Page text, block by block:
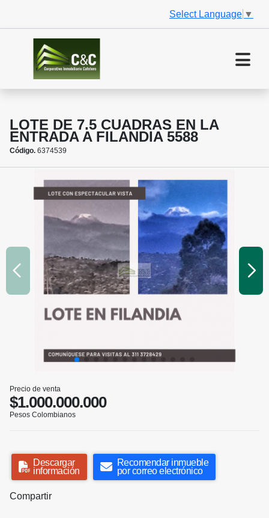
Select Language ▼
LOTE DE 7.5 CUADRAS EN LA
ENTRADA A FILANDIA 5588
Código. 6374539
Precio de venta
$1.000.000.000
Pesos Colombianos
Descargar
información
Recomendar inmueble
por correo electrónico
Compartir